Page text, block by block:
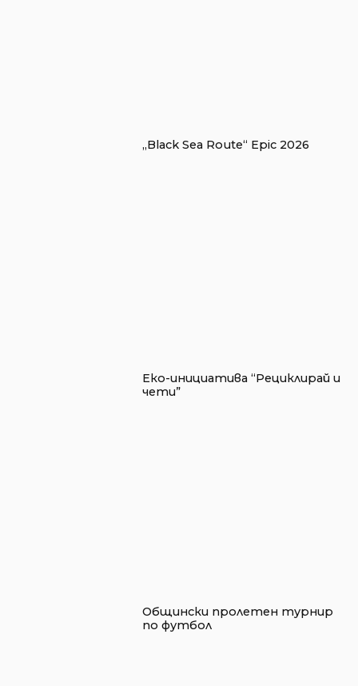
„Black Sea Route“ Epic 2026
Еко-инициатива “Рециклирай и
чети”
Общински пролетен турнир
по футбол